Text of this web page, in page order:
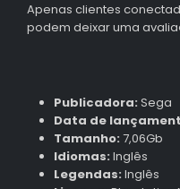
Apenas clientes
podem deixar uma
Publicadora: Sega
Data de
Tamanho: 7,06Gb
Idiomas: Inglês
Legendas: Inglês